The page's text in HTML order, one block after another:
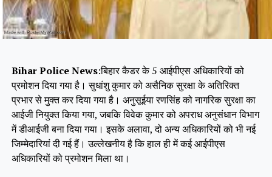
Bihar Police News:बिहार कैडर के 5 आईपीएस अधिकारियों को
प्रमोशन दिया गया है। सुधांशु कुमार को असैनिक सुरक्षा के अतिरिक्त
प्रभार से मुक्त कर दिया गया है। अनुसूईया रणसिंह को नागरिक सुरक्षा का
आईजी नियुक्त किया गया, जबकि विवेक कुमार को अपराध अनुसंधान विभाग
में डीआईजी बना दिया गया। इसके अलावा, दो अन्य अधिकारियों को भी नई
जिम्मेदारियां दी गई हैं। उल्लेखनीय है कि हाल ही में कई आईपीएस
अधिकारियों को प्रमोशन मिला था।